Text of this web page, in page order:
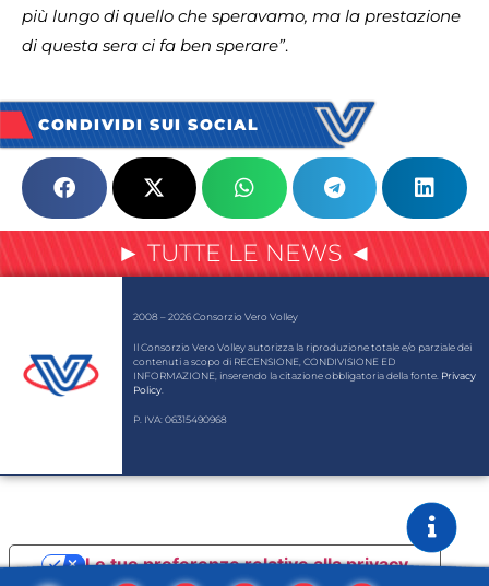
più lungo di quello che speravamo, ma la prestazione
di questa sera ci fa ben sperare”.
CONDIVIDI SUI SOCIAL
► TUTTE LE NEWS ◄
2008 – 2026 Consorzio Vero Volley
Il Consorzio Vero Volley autorizza la riproduzione totale e/o parziale dei
contenuti a scopo di RECENSIONE, CONDIVISIONE ED
INFORMAZIONE, inserendo la citazione obbligatoria della fonte. Privacy
Policy
P. IVA: 06315490968
Le tue preferenze relative alla privacy